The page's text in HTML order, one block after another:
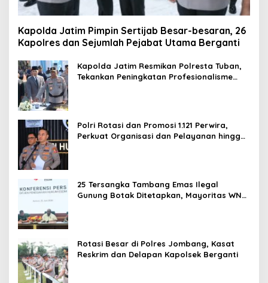
Kapolda Jatim Pimpin Sertijab Besar-besaran, 26
Kapolres dan Sejumlah Pejabat Utama Berganti
Kapolda Jatim Resmikan Polresta Tuban,
Tekankan Peningkatan Profesionalisme
Polri Rotasi dan Promosi 1.121 Perwira,
Perkuat Organisasi dan Pelayanan hingga
25 Tersangka Tambang Emas Ilegal
Gunung Botak Ditetapkan, Mayoritas WN
Rotasi Besar di Polres Jombang, Kasat
Reskrim dan Delapan Kapolsek Berganti